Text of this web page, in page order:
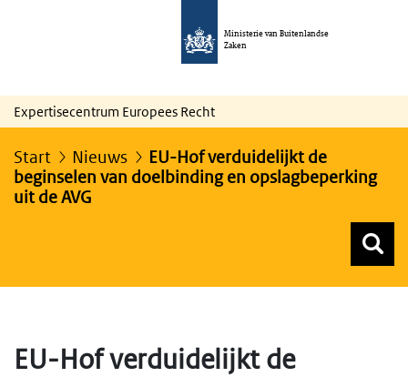
Ministerie van Buitenlandse
Zaken
Expertisecentrum Europees Recht
Start Nieuws
EU-Hof verduidelijkt de
beginselen van doelbinding en opslagbeperking
uit de AVG
EU-Hof verduidelijkt de